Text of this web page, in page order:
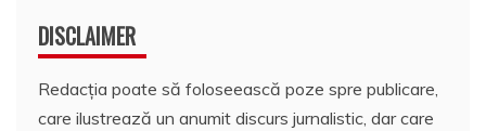
DISCLAIMER
Redacția poate să foloseească poze spre publicare,
care ilustrează un anumit discurs jurnalistic, dar care